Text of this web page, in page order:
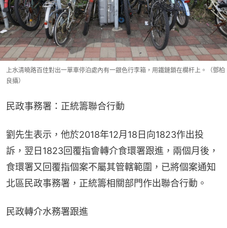
上水清曉路百佳對出一單車停泊處內有一銀色行李箱，用鐵鏈鎖在欄杆上。（鄧柏
良攝）
民政事務署：正統籌聯合行動
劉先生表示，他於2018年12月18日向1823作出投
訴，翌日1823回覆指會轉介食環署跟進，兩個月後，
食環署又回覆指個案不屬其管轄範圍，已將個案通知
北區民政事務署，正統籌相關部門作出聯合行動。
民政轉介水務署跟進